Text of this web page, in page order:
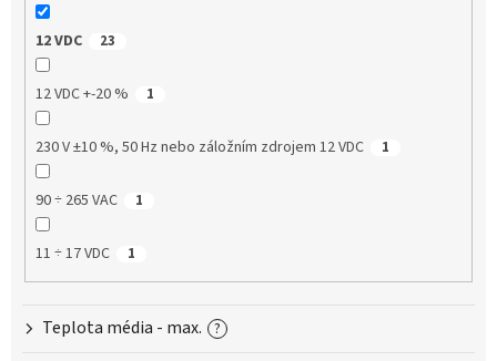
12 VDC 23
12 VDC +-20 % 1
230 V ±10 %, 50 Hz nebo záložním zdrojem 12 VDC 1
90 ÷ 265 VAC 1
11 ÷ 17 VDC 1
Teplota média - max. ?